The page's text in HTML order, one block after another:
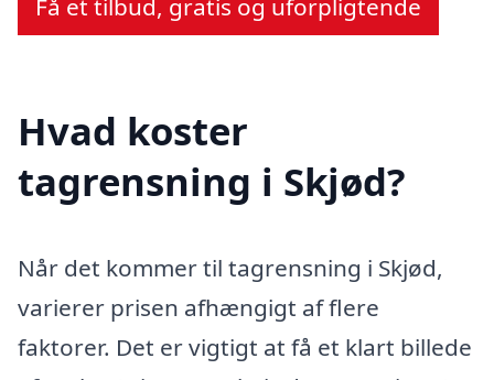
Hvad koster
tagrensning i Skjød?
Når det kommer til tagrensning i Skjød,
varierer prisen afhængigt af flere
faktorer. Det er vigtigt at få et klart billede